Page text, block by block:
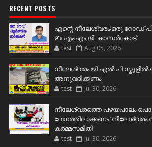
RECENT POSTS
എന്റെ നീലേശ്വരം:ഒരു റോഡ്
✍️ എം.എം.ജി. കാസർകോട്
test Aug 05, 2026
നീലേശ്വരം ജി എൽ പി
അനുവദിക്കണം
test Jul 30, 2026
നീലേശ്വരത്തെ പഴയപാലം
വേഗത്തിലാക്കണം
കർമ്മസമിതി
test Jul 30, 2026